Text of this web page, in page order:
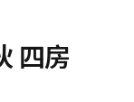
四房